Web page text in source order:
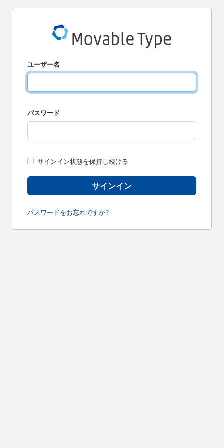
ユーザー名
パスワード
サインイン状態を保持し続ける
パスワードをお忘れですか?
サインイン